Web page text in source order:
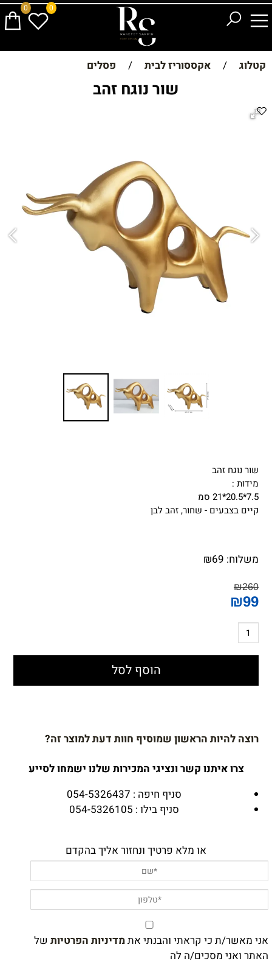
0 0
קטלוג / אקססוריז לבית / פסלים
שור נוגח זהב
שור נוגח זהב
מידות :
7.5*20.5*21 סמ
קיים בצבעים - שחור, זהב לבן
משלוח: ₪69
₪260
₪99
הוסף לסל
רוצה להיות הראשון שמוסיף חוות דעת למוצר זה?
צרו איתנו קשר ונציגי המכירות שלנו ישמחו לסייע
סניף חיפה : 054-5326437
סניף בילו : 054-5326105
או מלא פרטיך ונחזור אליך בהקדם
אני מאשר/ת כי קראתי והבנתי אתמדיניות הפרטיות של
האתר ואני מסכים/ה לה